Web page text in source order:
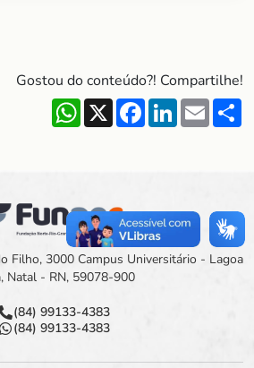
Gostou do conteúdo?! Compartilhe!
WhatsApp
X FacebookLinkedIn
Email
Filho, 3000 Campus Universitário - Lagoa
Natal - RN, 59078-900
(84) 99133-4383
(84) 99133-4383